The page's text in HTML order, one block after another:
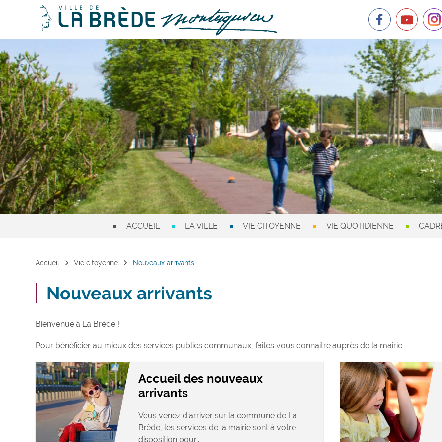
ACCUEIL LA VILLE VIE CITOYENNE VIE QUOTIDIENNE
Accueil chevron_right Vie citoyenne chevron_right Nouveaux arrivants
Nouveaux arrivants
Bienvenue à La Brède !
Pour bénéficier au mieux des services publics communaux, faites vous connaitre auprès de la mairie.
Accueil des nouveaux
arrivants
Vous venez d’arriver sur la commune de La
Brède, les services de la mairie sont à votre
disposition pour...